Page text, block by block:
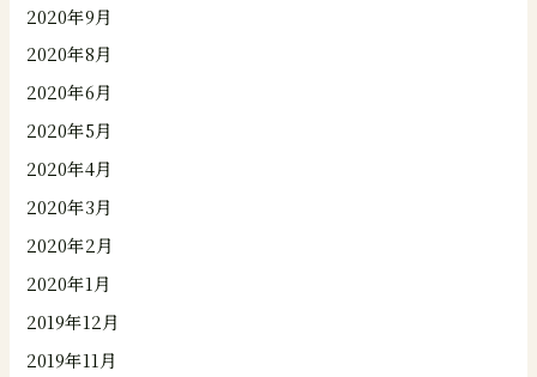
2020年9月
2020年8月
2020年6月
2020年5月
2020年4月
2020年3月
2020年2月
2020年1月
2019年12月
2019年11月